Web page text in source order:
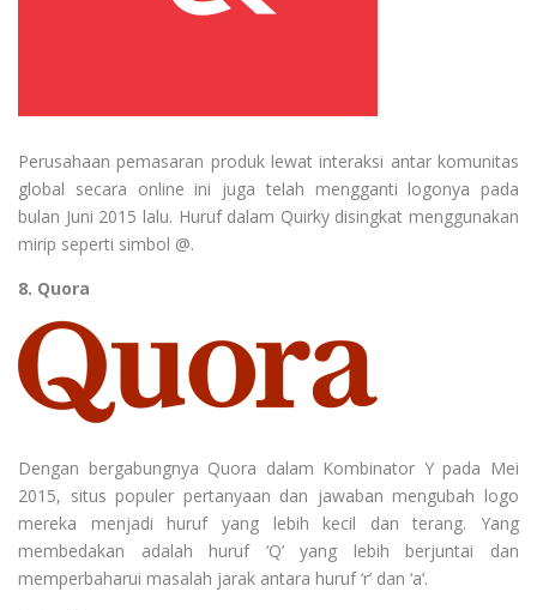
Perusahaan pemasaran produk lewat interaksi antar komunitas
global secara online ini juga telah mengganti logonya pada
bulan Juni 2015 lalu. Huruf dalam Quirky disingkat menggunakan
mirip seperti simbol @.
8. Quora
Dengan bergabungnya Quora dalam Kombinator Y pada Mei
2015, situs populer pertanyaan dan jawaban mengubah logo
mereka menjadi huruf yang lebih kecil dan terang. Yang
membedakan adalah huruf ‘Q’ yang lebih berjuntai dan
memperbaharui masalah jarak antara huruf ‘r’ dan ‘a’.